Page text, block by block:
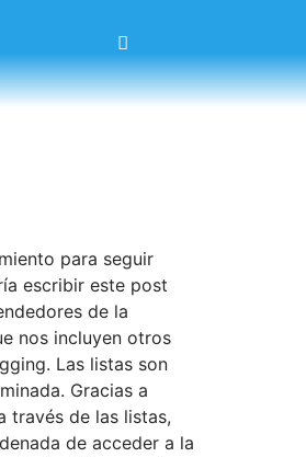
para seguir
escribir este post
de la
nos incluyen otros
Las listas son
Gracias a
través de las listas,
de acceder a la